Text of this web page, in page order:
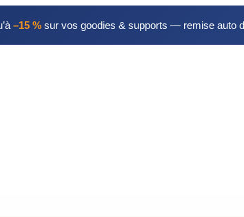
–15 % sur vos goodies & supports — remise auto